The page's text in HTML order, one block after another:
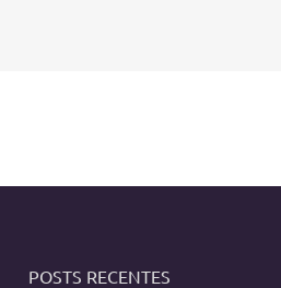
POSTS RECENTES